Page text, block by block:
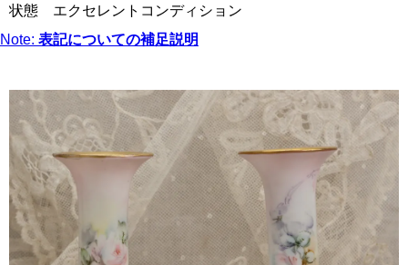
状態 エクセレントコンディション
Note: 表記についての補足説明